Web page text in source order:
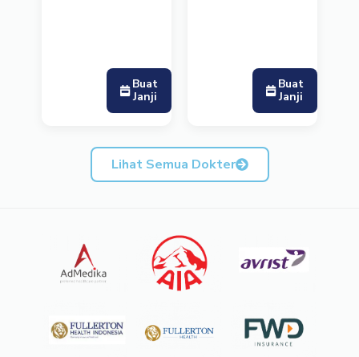
Buat
Janji
Buat
Janji
Lihat Semua Dokter